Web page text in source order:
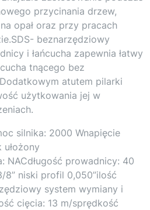
przycinania drzew,
opał oraz przy pracach
beznarzędziowy
i łańcucha zapewnia łatwy
tnącego bez
atutem pilarki
użytkowania jej w
silnika: 2000 Wnapięcie
NACdługość prowadnicy: 40
8” niski profil 0,050”ilość
system wymiany i
cięcia: 13 m/sprędkość